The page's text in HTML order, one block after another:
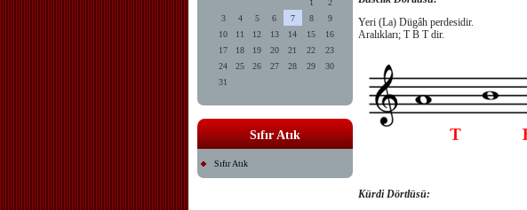
1
2
3
4 5 6 7 8
9
10
11 12 13 14 15
16
17
18 19 20 21 22
23
24
25 26 27 28 29
30
31
Sıfır Atık
Sıfır Atık
Yeri (La) Dügâh perdesidir.
Aralıkları; T B T dir.
Kürdi Dörtlüsü: